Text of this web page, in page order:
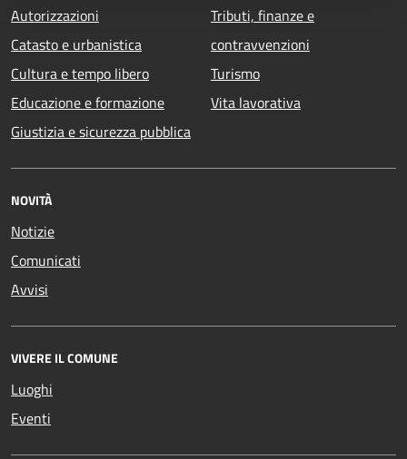
Autorizzazioni
Catasto e urbanistica
Cultura e tempo libero
Educazione e formazione
Giustizia e sicurezza pubblica
Tributi, finanze e
contravvenzioni
Turismo
Vita lavorativa
NOVITÀ
Notizie
Comunicati
Avvisi
VIVERE IL COMUNE
Luoghi
Eventi